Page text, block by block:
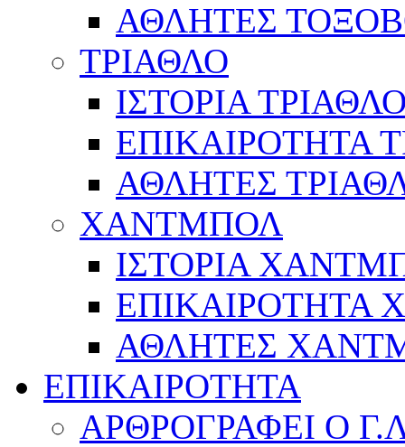
ΑΘΛΗΤΕΣ
ΤΡΙΑΘΛΟ
ΙΣΤΟΡΙΑ
ΕΠΙΚΑΙΡΟΤΗΤΑ
ΑΘΛΗΤΕΣ
ΧΑΝΤΜΠΟΛ
ΙΣΤΟΡΙΑ
ΕΠΙΚΑΙΡΟΤΗΤΑ
ΑΘΛΗΤΕΣ
ΕΠΙΚΑΙΡΟΤΗΤΑ
ΑΡΘΡΟΓΡΑΦΕΙ Ο